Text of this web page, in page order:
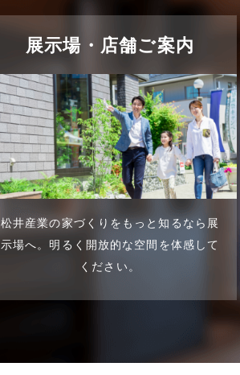
展示場・店舗ご案内
松井産業の家づくりをもっと知るなら展
示場へ。 明るく開放的な空間を体感して
ください。